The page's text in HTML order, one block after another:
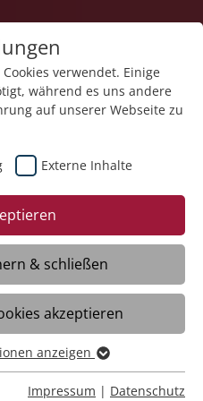
Gesundheit
Erhebung
verwendet. Einige
während es uns andere
auf unserer Webseite zu
Externe Inhalte
& schließen
akzeptieren
grundlegende Funktionen
anzeigen
Impressum | Datenschutz